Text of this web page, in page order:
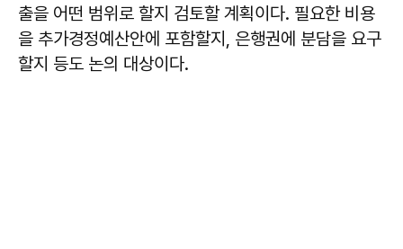
출을 어떤 범위로 할지 검토할 계획이다. 필요한 비용
을 추가경정예산안에 포함할지, 은행권에 분담을 요구
할지 등도 논의 대상이다.